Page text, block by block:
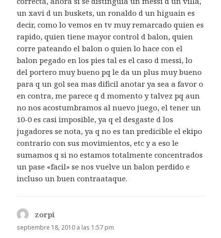
un xavi d un buskets, un ronaldo d un higuain es
decir, como lo vemos en tv muy remarcado quien es
rapido, quien tiene mayor control d balon, quien
corre pateando el balon o quien lo hace con el
balon pegado en los pies tal es el caso d messi, lo
del portero muy bueno pq le da un plus muy bueno
para q un gol sea mas dificil anotar ya sea a favor o
en contra, me parece q d momento y talvez pq aun
no nos acostumbramos al nuevo juego, el tener un
10-0 es casi imposible, ya q el desgaste d los
jugadores se nota, ya q no es tan predicible el ekipo
contrario con sus movimientos, etc y a eso le
sumamos q si no estamos totalmente concentrados
un pase «facil» se nos vuelve un balon perdido e
incluso un buen contraataque.
zorpi
septiembre 18, 2010 a las 1:57 pm